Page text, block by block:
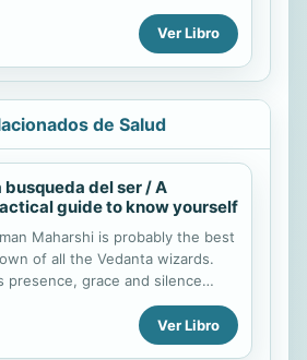
fielmente las enseñanzas
Japan Shiatsu Collegede Tokio,
escuela de shiatsu reconocida
por el Ministerio de
de Japón. Este curso básico
introduce al mundo del shiatsu
todos los datos que
conocer sobre la
y la anatomía humana. Con él
detenidamente la
básica de shiatsu - cómo,
y dónde se masajea y
Ver Libro
de Salud
busqueda del ser / A
guide to know yourself
Maharshi is probably the best
of all the Vedanta wizards.
presence, grace and silence
and still attract,
of seekers from East and
The simplicity of his message
Ver Libro